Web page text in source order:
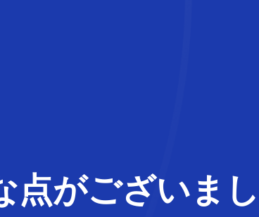
点がございまし